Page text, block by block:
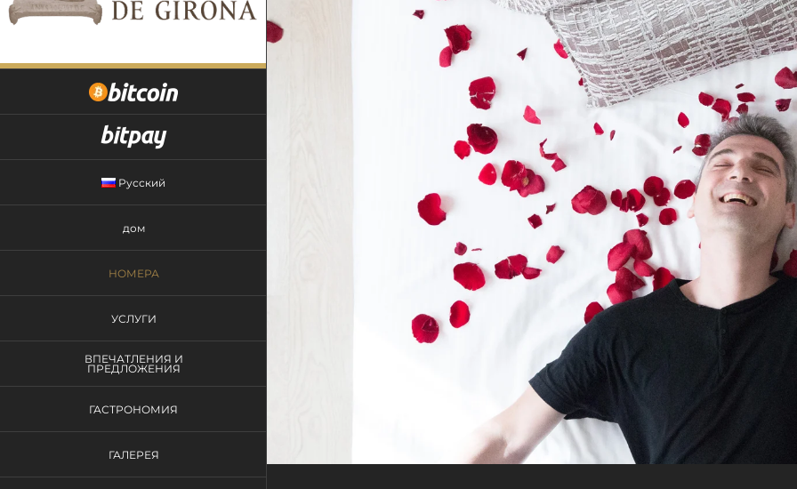
Skip
content
Русский
дом
НОМЕРА
УСЛУГИ
ВПЕЧАТЛЕНИЯ И
ПРЕДЛОЖЕНИЯ
ГАСТРОНОМИЯ
ГАЛЕРЕЯ